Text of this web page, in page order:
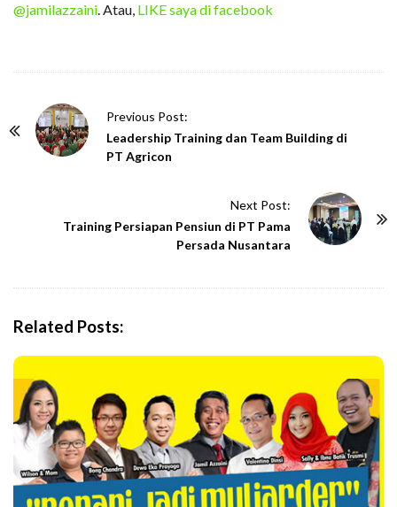
@jamilazzaini. Atau, LIKE saya di facebook
Previous Post:
Leadership Training dan Team Building di
PT Agricon
Next Post:
Training Persiapan Pensiun di PT Pama
Persada Nusantara
Related Posts: